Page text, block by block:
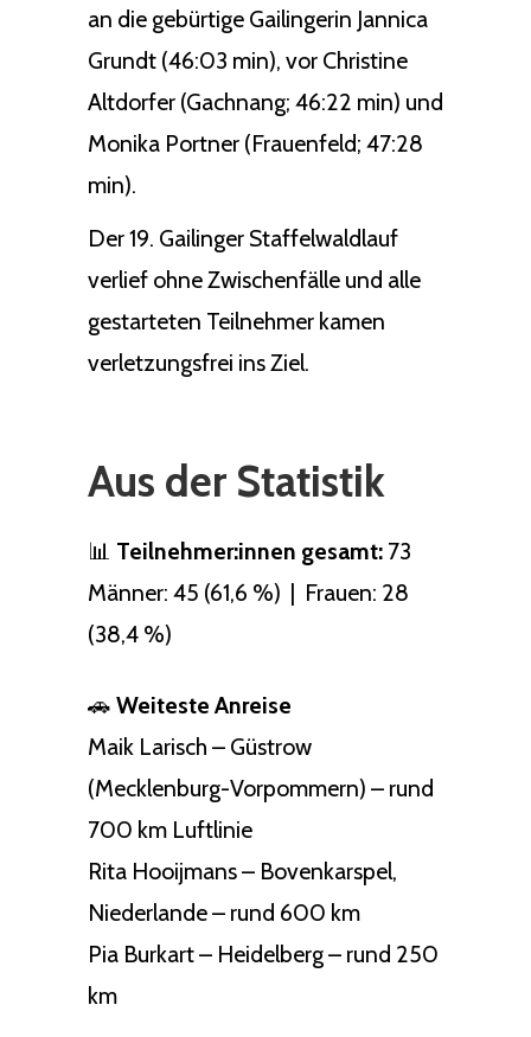
an die gebürtige Gailingerin Jannica
Grundt (46:03 min), vor Christine
Altdorfer (Gachnang; 46:22 min) und
Monika Portner (Frauenfeld; 47:28
min).
Der 19. Gailinger Staffelwaldlauf
verlief ohne Zwischenfälle und alle
gestarteten Teilnehmer kamen
verletzungsfrei ins Ziel.
Aus der Statistik
📊 Teilnehmer:innen gesamt: 73
Männer: 45 (61,6 %) | Frauen: 28
(38,4 %)
🚗 Weiteste Anreise
Maik Larisch – Güstrow
(Mecklenburg-Vorpommern) – rund
700 km Luftlinie
Rita Hooijmans – Bovenkarspel,
Niederlande – rund 600 km
Pia Burkart – Heidelberg – rund 250
km